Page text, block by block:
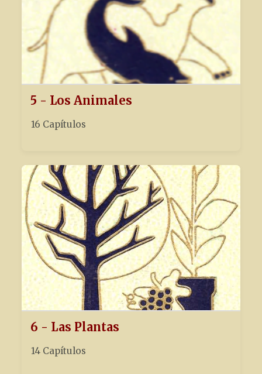
5 - Los Animales
16 Capítulos
6 - Las Plantas
14 Capítulos